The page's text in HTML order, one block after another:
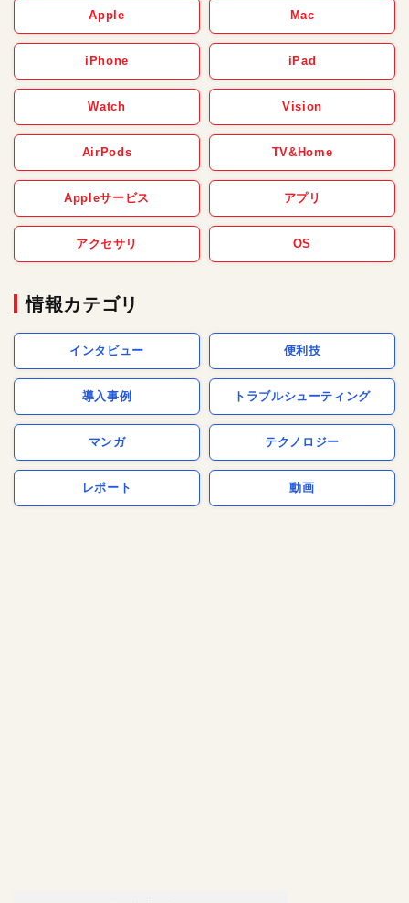
Apple Mac
iPhone iPad
Watch Vision
AirPods TV&Home
Appleサービス アプリ
アクセサリ OS
情報カテゴリ
インタビュー 便利技
導入事例 トラブルシューティング
マンガ テクノロジー
レポート 動画